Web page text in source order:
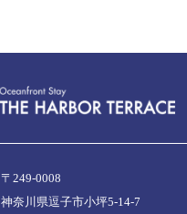
〒249-0008
神奈川県逗子市小坪5-14-7